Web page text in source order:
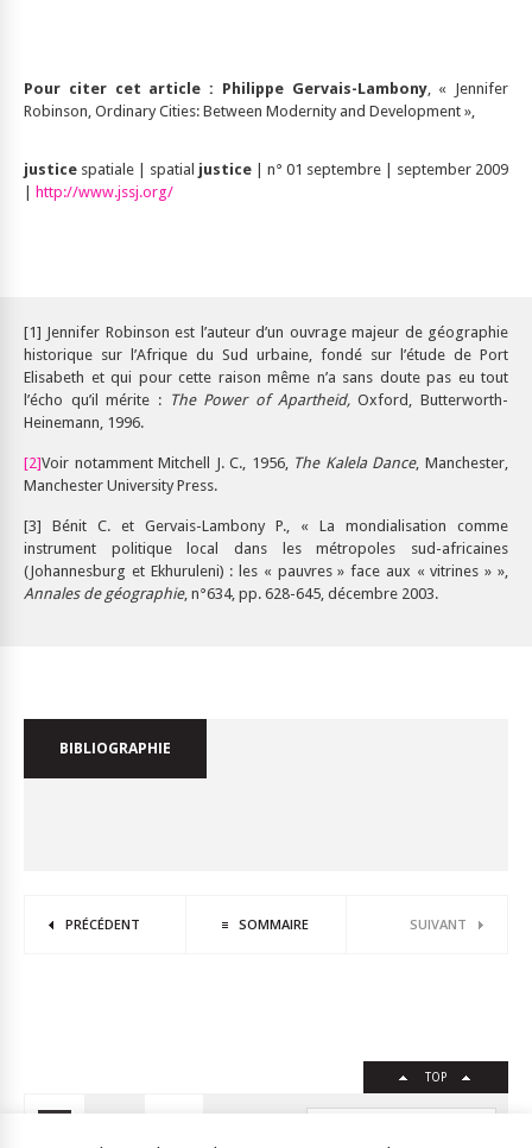
Pour citer cet article : Philippe Gervais-Lambony, « Jennifer
Robinson, Ordinary Cities: Between Modernity and Development »,
justice spatiale | spatial justice
| n° 01 septembre | september 2009
http://www.jssj.org/
[1] Jennifer Robinson est l’auteur d’un ouvrage majeur de géographie
historique sur l’Afrique du Sud urbaine, fondé sur l’étude de Port
Elisabeth et qui pour cette raison même n’a sans doute pas eu tout
l’écho qu’il mérite : The Power of Apartheid,Oxford, Butterworth-
Heinemann, 1996.
[2]Voir notamment Mitchell J. C., 1956, The Kalela Dance, Manchester,
Manchester University Press.
[3] Bénit C. et Gervais-Lambony P., « La mondialisation comme
instrument politique local dans les métropoles sud-africaines
(Johannesburg et Ekhuruleni) : les « pauvres » face aux « vitrines » »,
Annales de géographie, n°634, pp. 628-645, décembre 2003.
BIBLIOGRAPHIE
PRÉCÉDENT SOMMAIRE SUIVANT
TOP